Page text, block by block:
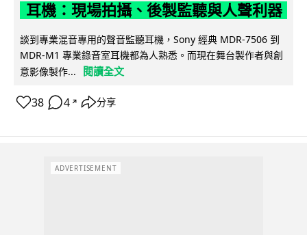
耳機：現場拍攝、後製監聽與人聲利器
談到專業混音專用的聲音監聽耳機，Sony 經典 MDR-7506 到
MDR-M1 專業錄音室耳機都為人熟悉。而現在舞台製作者與創
意影像製作...
閱讀全文
38 4 ↗ 分享
ADVERTISEMENT